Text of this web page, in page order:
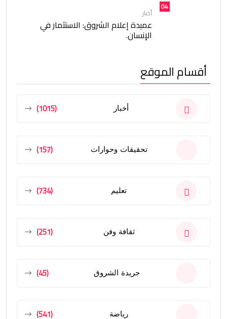
04
أخبار
عميدة إعلام الشروق: الاستثمار في
الإنسان.
أقسام الموقع
أخبار (1015)
تحقيقات وحوارات (157)
تعليم (734)
ثقافة وفن (251)
جريدة الشروق (45)
رياضة (541)